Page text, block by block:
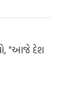
"આજે દેશ